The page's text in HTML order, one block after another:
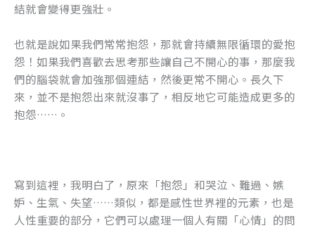
結就會變得更強壯。
也就是說如果我們常常抱怨，那就會持續無限循環的愛抱
怨！如果我們喜歡去思考那些讓自己不開心的事，那麼我
們的腦袋就會加強那個連結，然後更常不開心。長久下
來，並不是抱怨出來就沒事了，相反地它可能造成更多的
抱怨……。
寫到這裡，我明白了，原來「抱怨」和哭泣、難過、嫉
妒、生氣、失望……類似，都是感性世界裡的元素，也是
人性重要的部分，它們可以處理一個人有關「心情」的問